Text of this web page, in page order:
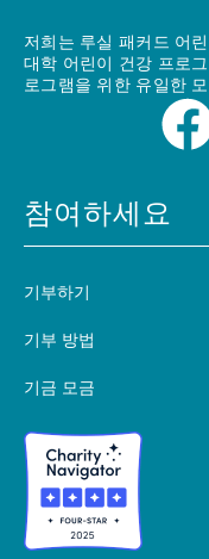
저희는 루실 패커드 어
대학 어린이 건강 프로
로그램을 위한 유일한
참여하세요
기부하기
기부 방법
기금 모금